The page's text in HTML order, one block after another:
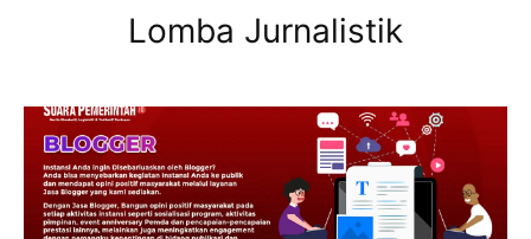
Lomba Jurnalistik